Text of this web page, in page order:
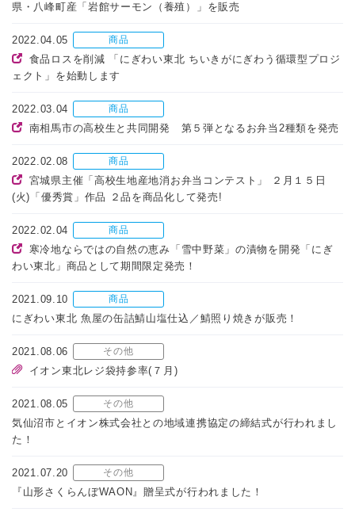
県・八峰町産「岩館サーモン（養殖）」を販売
2022.04.05 商品
食品ロスを削減 「にぎわい東北 ちいきがにぎわう循環型プロジ
ェクト」を始動します
2022.03.04 商品
南相馬市の高校生と共同開発 第５弾となるお弁当2種類を発売
2022.02.08 商品
宮城県主催「高校生地産地消お弁当コンテスト」 ２月１５日
(火)「優秀賞」作品 ２品を商品化して発売!
2022.02.04 商品
寒冷地ならではの自然の恵み「雪中野菜」の漬物を開発「にぎ
わい東北」商品として期間限定発売！
2021.09.10 商品
にぎわい東北 魚屋の缶詰鯖山塩仕込／鯖照り焼きが販売！
2021.08.06 その他
イオン東北レジ袋持参率(７月)
2021.08.05 その他
気仙沼市とイオン株式会社との地域連携協定の締結式が行われまし
た！
2021.07.20 その他
『山形さくらんぼWAON』贈呈式が行われました！